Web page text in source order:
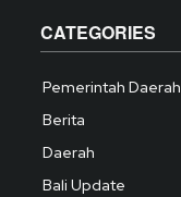
CATEGORIES
Pemerintah Daerah
Berita
Daerah
Bali Update